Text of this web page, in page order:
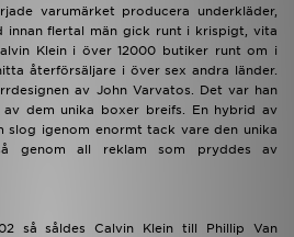
varumärket producera underkläder,
flertal män gick runt i krispigt, vita
Klein i över 12000 butiker runt om i
återförsäljare i över sex andra länder.
av John Varvatos. Det var han
dem unika boxer breifs. En hybrid av
slog igenom enormt tack vare den unika
genom all reklam som pryddes av
så såldes Calvin Klein till Phillip Van